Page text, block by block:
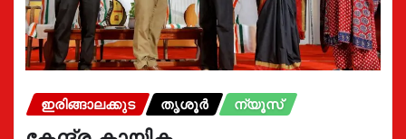
ഇരിങ്ങാലക്കുട തൃശൂർ ന്യൂസ്